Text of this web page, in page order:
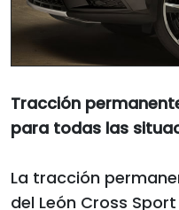
Tracción
para todas las
La tracción
del León Cross